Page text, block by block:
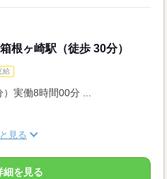
根ヶ崎駅（徒歩 30分）
給
実働8時間00分 ...
見る
細を見る